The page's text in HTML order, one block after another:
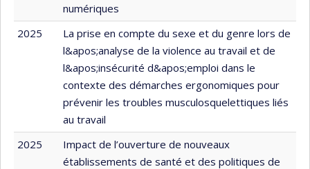
numériques
2025
La prise en compte du sexe et du genre lors de
l&apos;analyse de la violence au travail et de
l&apos;insécurité d&apos;emploi dans le
contexte des démarches ergonomiques pour
prévenir les troubles musculosquelettiques liés
au travail
2025
Impact de l’ouverture de nouveaux
établissements de santé et des politiques de